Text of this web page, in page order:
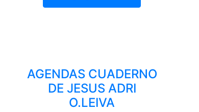
AGENDAS CUADERNO
DE JESUS ADRI
O.LEIVA